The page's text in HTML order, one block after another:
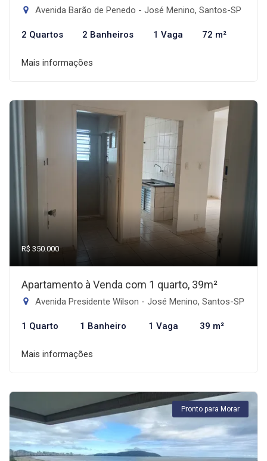
Avenida Barão de Penedo - José Menino, Santos-SP
2 Quartos 2 Banheiros 1 Vaga 72 m²
Mais informações
R$ 350.000
Apartamento à Venda com 1 quarto, 39m²
Avenida Presidente Wilson - José Menino, Santos-SP
1 Quarto 1 Banheiro 1 Vaga 39 m²
Mais informações
Pronto para Morar